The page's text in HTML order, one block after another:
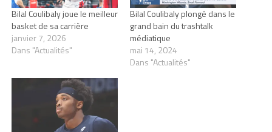
Bilal Coulibaly joue le meilleur
basket de sa carrière
janvier 7, 2026
Dans "Actualités"
Bilal Coulibaly plongé dans le
grand bain du trashtalk
médiatique
mai 14, 2024
Dans "Actualités"